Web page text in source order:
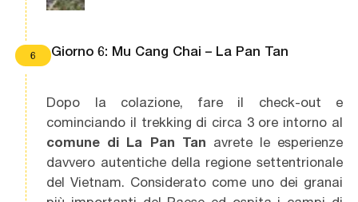
6 Giorno 6: Mu Cang Chai – La Pan Tan
Dopo la colazione, fare il check-out e
cominciando il trekking di circa 3 ore intorno al
comune di La Pan Tan avrete le esperienze
davvero autentiche della regione settentrionale
del Vietnam. Considerato come uno dei granai